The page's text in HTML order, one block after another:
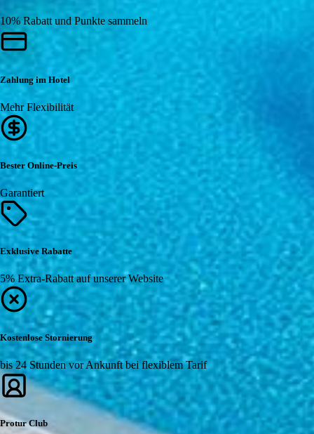
10% Rabatt und Punkte sammeln
Zahlung im Hotel
Mehr Flexibilität
Bester Online-Preis
Garantiert
Exklusive Rabatte
5% Extra-Rabatt auf unserer Website
Kostenlose Stornierung
bis 24 Stunden vor Ankunft bei flexiblem Tarif
Protur Club